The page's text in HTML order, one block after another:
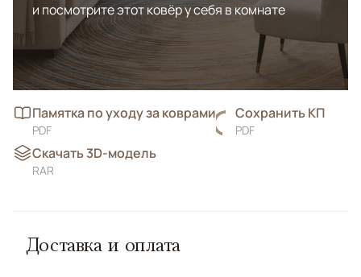
и посмотрите этот ковёр у себя в комнате
Памятка по уходу за коврами
PDF
Сохранить КП
PDF
Скачать 3D-модель
RAR
Доставка и оплата